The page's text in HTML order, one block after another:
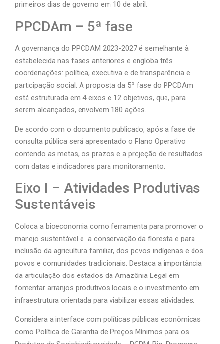
primeiros dias de governo em 10 de abril.
PPCDAm – 5ª fase
A governança do PPCDAM 2023-2027 é semelhante à
estabelecida nas fases anteriores e engloba três
coordenações: política, executiva e de transparência e
participação social. A proposta da 5ª fase do PPCDAm
está estruturada em 4 eixos e 12 objetivos, que, para
serem alcançados, envolvem 180 ações.
De acordo com o documento publicado, após a fase de
consulta pública será apresentado o Plano Operativo
contendo as metas, os prazos e a projeção de resultados
com datas e indicadores para monitoramento.
Eixo I – Atividades Produtivas
Sustentáveis
Coloca a bioeconomia como ferramenta para promover o
manejo sustentável e a conservação da floresta e para
inclusão da agricultura familiar, dos povos indígenas e dos
povos e comunidades tradicionais. Destaca a importância
da articulação dos estados da Amazônia Legal em
fomentar arranjos produtivos locais e o investimento em
infraestrutura orientada para viabilizar essas atividades.
Considera a interface com políticas públicas econômicas
como Política de Garantia de Preços Mínimos para os